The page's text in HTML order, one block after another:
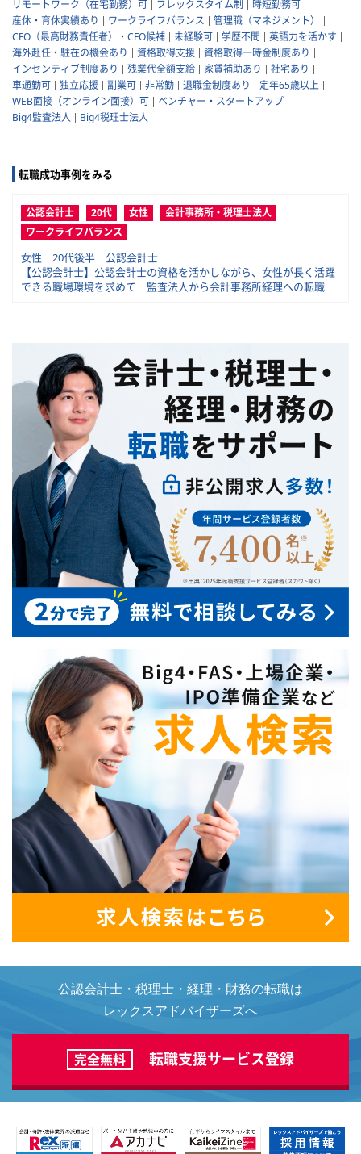
リモートワーク（在宅勤務）可
フレックスタイム制
時短勤務可
産休・育休実績あり
ワークライフバランス
管理職（マネジメント）
CFO（最高財務責任者）・CFO候補
未経験可 学歴不問
英語力を活かす
海外赴任・駐在の機会あり
資格取得支援
資格取得一時金制度あり
インセンティブ制度あり
残業代全額支給 家賃補助あり
社宅あり
車通勤可
独立応援 副業可 非常勤 退職金制度あり
定年65歳以上
WEB面接（オンライン面接）可
ベンチャー・スタートアップ
Big4監査法人
Big4税理士法人
転職成功事例をみる
公認会計士 20代 女性
会計事務所・税理士法人
ワークライフバランス
女性 20代後半 公認会計士
【公認会計士】公認会計士の資格を活かしながら、女性が長く活躍
できる職場環境を求めて 監査法人から会計事務所経理への転職
公認会計士・税理士・経理・財務の転職は
レックスアドバイザーズへ
完全無料 転職支援サービス登録